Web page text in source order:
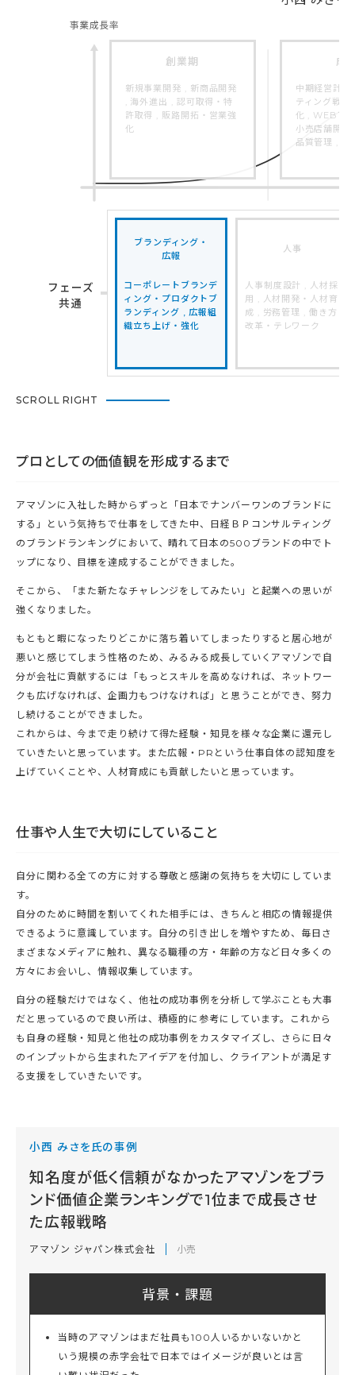
創業期
新規事業開発 , 新商品開発
, 海外進出 , 認可取得・特
許取得 , 販路開拓・営業強
化
成
中期経営計
ティング戦
化 , WEBマ
小売店舗開
品質管理 , 物
フェーズ
共通
ブランディング・
広報
コーポレートブランデ
ィング・プロダクトブ
ランディング ,広報組
織立ち上げ・強化
人事
人事制度設計 , 人材採
用 , 人材開発・人材育
成 , 労務管理 , 働き方
改革・テレワーク
SCROLL RIGHT
プロとしての価値観を形成するまで
アマゾンに入社した時からずっと「日本でナンバーワンのブランドに
する」という気持ちで仕事をしてきた中、日経ＢＰコンサルティング
のブランドランキングにおいて、晴れて日本の500ブランドの中でト
ップになり、目標を達成することができました。
そこから、「また新たなチャレンジをしてみたい」と起業への思いが
強くなりました。
もともと暇になったりどこかに落ち着いてしまったりすると居心地が
悪いと感じてしまう性格のため、みるみる成長していくアマゾンで自
分が会社に貢献するには「もっとスキルを高めなければ、ネットワー
クも広げなければ、企画力もつけなければ」と思うことができ、努力
し続けることができました。
これからは、今まで走り続けて得た経験・知見を様々な企業に還元し
ていきたいと思っています。また広報・PRという仕事自体の認知度を
上げていくことや、人材育成にも貢献したいと思っています。
仕事や人生で大切にしていること
自分に関わる全ての方に対する尊敬と感謝の気持ちを大切にしていま
す。
自分のために時間を割いてくれた相手には、きちんと相応の情報提供
できるように意識しています。自分の引き出しを増やすため、毎日さ
まざまなメディアに触れ、異なる職種の方・年齢の方など日々多くの
方々にお会いし、情報収集しています。
自分の経験だけではなく、他社の成功事例を分析して学ぶことも大事
だと思っているので良い所は、積極的に参考にしています。これから
も自身の経験・知見と他社の成功事例をカスタマイズし、さらに日々
のインプットから生まれたアイデアを付加し、クライアントが満足す
る支援をしていきたいです。
小西 みさを氏の事例
知名度が低く信頼がなかったアマゾンをブラ
ンド価値企業ランキングで1位まで成長させ
た広報戦略
アマゾン ジャパン株式会社 小売
背景・課題
当時のアマゾンはまだ社員も100人いるかいないかと
いう規模の赤字会社で日本ではイメージが良いとは言